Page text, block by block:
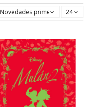
Novedades primero 24